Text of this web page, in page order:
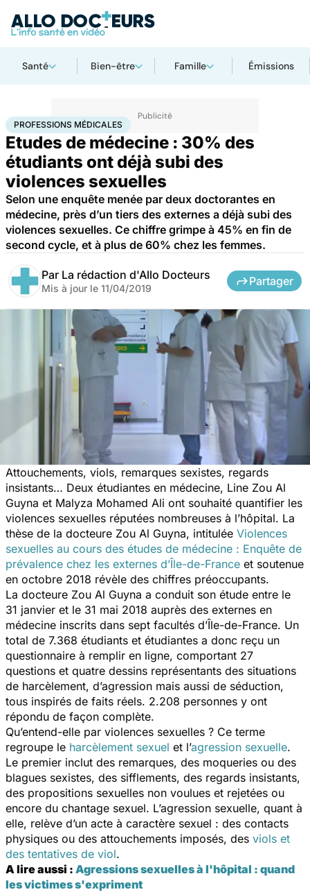
Santé Bien-être Famille Émissions
AccueilSantéProfessions médicales
PROFESSIONS MÉDICALES
Etudes de médecine : 30% des
étudiants ont déjà subi des
violences sexuelles
Selon une enquête menée par deux doctorantes en
médecine, près d’un tiers des externes a déjà subi des
violences sexuelles. Ce chiffre grimpe à 45% en fin de
second cycle, et à plus de 60% chez les femmes.
Par La rédaction d'Allo Docteurs
Mis à jour le 11/04/2019
Partager
Attouchements, viols, remarques sexistes, regards
insistants… Deux étudiantes en médecine, Line Zou Al
Guyna et Malyza Mohamed Ali ont souhaité quantifier les
violences sexuelles réputées nombreuses à l’hôpital. La
thèse de la docteure Zou Al Guyna, intitulée Violences
sexuelles au cours des études de médecine : Enquête de
prévalence chez les externes d’Île-de-France et soutenue
en octobre 2018 révèle des chiffres préoccupants.
La docteure Zou Al Guyna a conduit son étude entre le
31 janvier et le 31 mai 2018 auprès des externes en
médecine inscrits dans sept facultés d’Île-de-France. Un
total de 7.368 étudiants et étudiantes a donc reçu un
questionnaire à remplir en ligne, comportant 27
questions et quatre dessins représentants des situations
de harcèlement, d’agression mais aussi de séduction,
tous inspirés de faits réels. 2.208 personnes y ont
répondu de façon complète.
Qu’entend-elle par violences sexuelles ? Ce terme
regroupe le harcèlement sexuel et l’agression sexuelle.
Le premier inclut des remarques, des moqueries ou des
blagues sexistes, des sifflements, des regards insistants,
des propositions sexuelles non voulues et rejetées ou
encore du chantage sexuel. L’agression sexuelle, quant à
elle, relève d’un acte à caractère sexuel : des contacts
physiques ou des attouchements imposés, des viols et
des tentatives de viol.
A lire aussi : Agressions sexuelles à l'hôpital : quand
les victimes s'expriment